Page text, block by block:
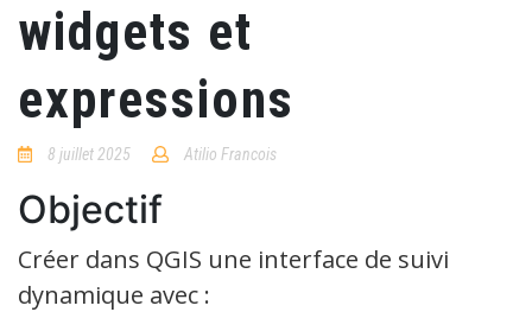
widgets et
expressions
8 juillet 2025 Atilio Francois
Objectif
Créer dans QGIS une interface de suivi
dynamique avec :